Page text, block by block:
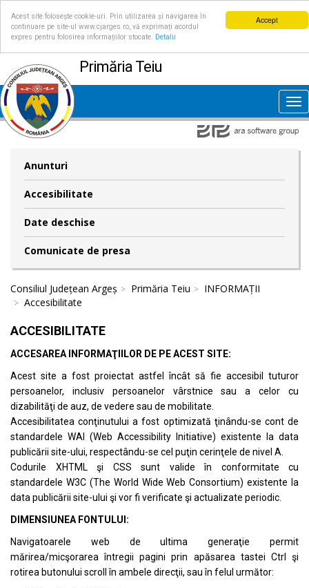
Accept
Acest site folosește cookie-uri. Prin utilizarea și navigarea în
continuare pe site-ul www.cjarges.ro, vă exprimați acordul
expres pentru folosirea informațiilor stocate.
Detalii
Primăria Teiu
Anunturi
Accesibilitate
Date deschise
Comunicate de presa
Consiliul Județean Argeș Primăria Teiu
INFORMAȚII
Accesibilitate
ACCESIBILITATE
ACCESAREA INFORMAŢIILOR DE PE ACEST SITE:
Acest site a fost proiectat astfel încât să fie accesibil tuturor
persoanelor, inclusiv persoanelor vârstnice sau a celor cu
dizabilităţi de auz, de vedere sau de mobilitate.
Accesibilitatea conţinutului a fost optimizată ţinându-se cont de
standardele WAI (Web Accessibility Initiative) existente la data
publicării site-ului, respectându-se cel puţin cerinţele de nivel A.
Codurile XHTML şi CSS sunt valide în conformitate cu
standardele W3C (The World Wide Web Consortium) existente la
data publicării site-ului şi vor fi verificate şi actualizate periodic.
DIMENSIUNEA FONTULUI:
Navigatoarele web de ultima generaţie permit
mărirea/micşorarea întregii pagini prin apăsarea tastei Ctrl şi
rotirea butonului scroll în ambele direcţii, sau în felul următor: